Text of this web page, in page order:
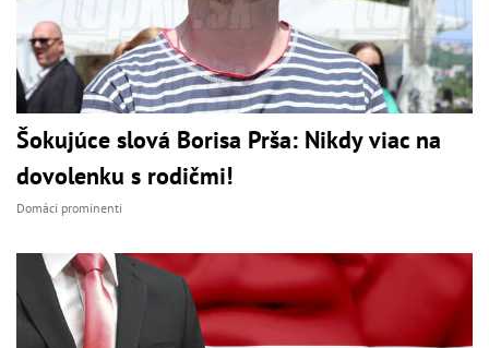
Šokujúce slová Borisa Prša: Nikdy viac na
dovolenku s rodičmi!
Domáci prominenti